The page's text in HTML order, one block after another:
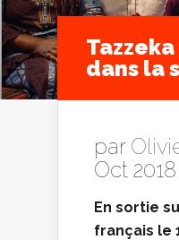
dans la
par
Oct
En sortie
français le